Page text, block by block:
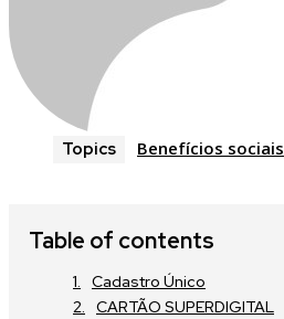
Topics Benefícios sociais
Table of contents
Cadastro Único
CARTÃO SUPERDIGITAL